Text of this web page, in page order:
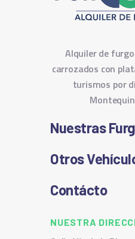
Alquiler de
carrozados con
turismos por
Nuestras
Otros
Contácto
NUESTRA